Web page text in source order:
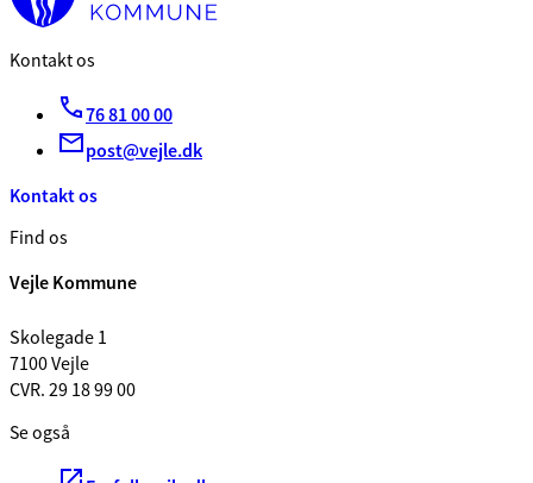
Kontakt os
76 81 00 00
post@vejle.dk
Kontakt os
Find os
Vejle Kommune
Skolegade 1
7100 Vejle
CVR. 29 18 99 00
Se også